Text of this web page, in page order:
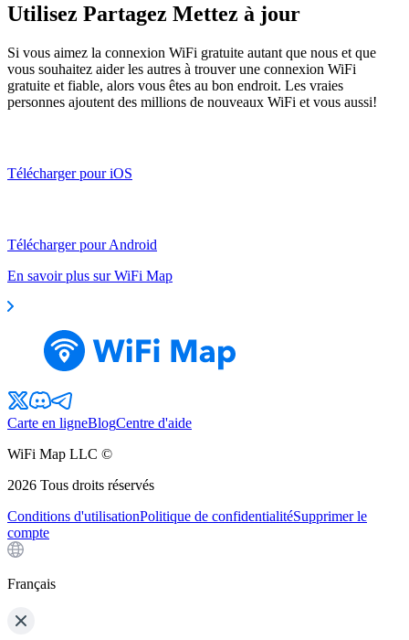
Utilisez Partagez Mettez à jour
Si vous aimez la connexion WiFi gratuite autant que nous et que
vous souhaitez aider les autres à trouver une connexion WiFi
gratuite et fiable, alors vous êtes au bon endroit. Les vraies
personnes ajoutent des millions de nouveaux WiFi et vous aussi!
Télécharger pour iOS
Télécharger pour Android
En savoir plus sur WiFi Map
Carte en ligneBlogCentre d'aide
WiFi Map LLC ©
2026 Tous droits réservés
Conditions d'utilisationPolitique de confidentialitéSupprimer le
compte
Français